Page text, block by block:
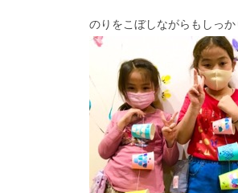
のりをこぼしながらもしっ